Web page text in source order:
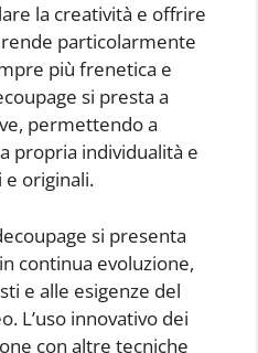
la creatività e offrire
particolarmente
più frenetica e
si presta a
permettendo a
propria individualità e
e originali.
si presenta
continua evoluzione,
e alle esigenze del
L’uso innovativo dei
con altre tecniche